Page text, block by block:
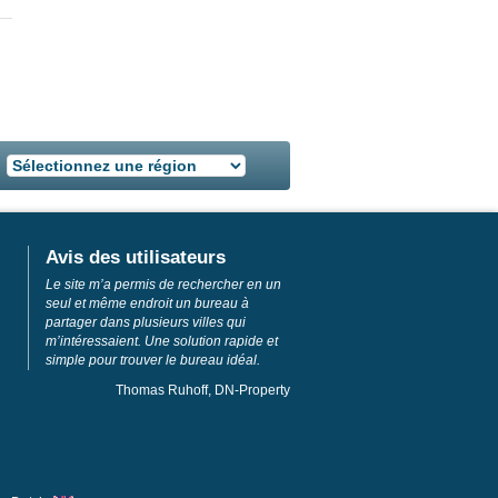
Avis des utilisateurs
Le site m’a permis de rechercher en un
seul et même endroit un bureau à
partager dans plusieurs villes qui
m’intéressaient. Une solution rapide et
simple pour trouver le bureau idéal.
Thomas Ruhoff, DN-Property